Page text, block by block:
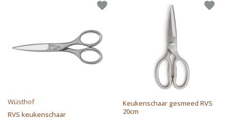
Wüsthof
RVS keukenschaar
Keukenschaar gesmeed RVS
20cm